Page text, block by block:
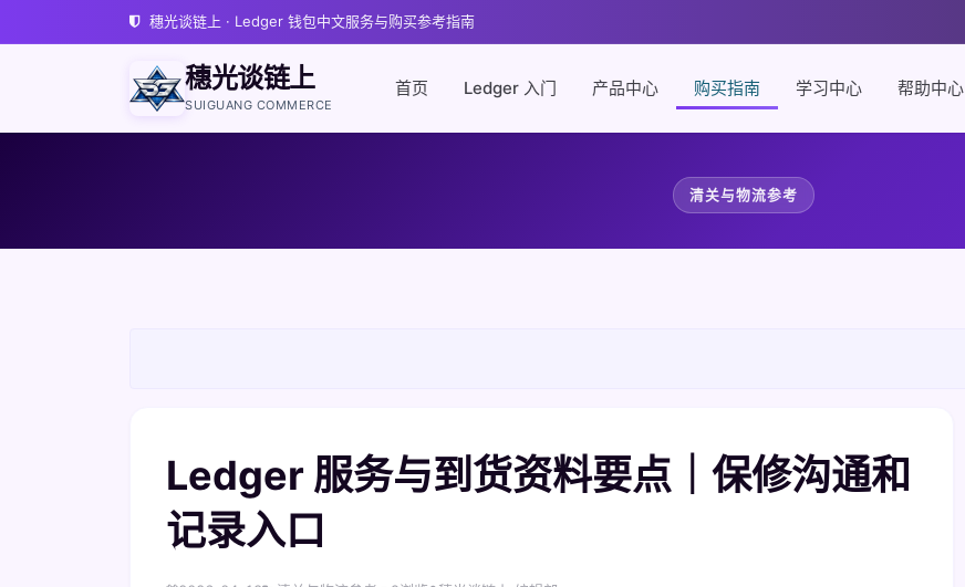
穗光谈链上 · Ledger 钱包中文服务与购买参考指南
穗光谈链上
SUIGUANG COMMERCE
首页 Ledger 入门 产品中心 购买指南 学习中心 帮助中心
清关与物流参考
Ledger 服务与到货资料要点｜保修沟通和
记录入口